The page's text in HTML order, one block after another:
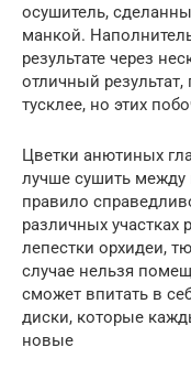
осушитель,
манкой.
результате через
отличный результат,
тусклее, но этих
Цветки анютиных
лучше сушить
правило
различных
лепестки орхидеи,
случае нельзя
сможет впитать в
диски, которые
новые